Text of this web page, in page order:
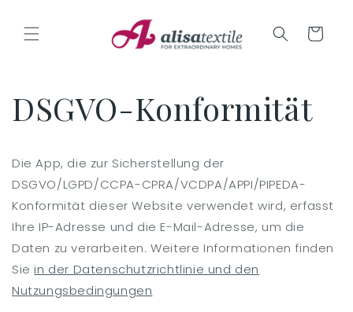
Inhalt
Warenkorb
DSGVO-Konformität
Die App, die zur Sicherstellung der
DSGVO/LGPD/CCPA-CPRA/VCDPA/APPI/PIPEDA-
Konformität dieser Website verwendet wird, erfasst
Ihre IP-Adresse und die E-Mail-Adresse, um die
Daten zu verarbeiten. Weitere Informationen finden
Sie in der Datenschutzrichtlinie und den
Nutzungsbedingungen